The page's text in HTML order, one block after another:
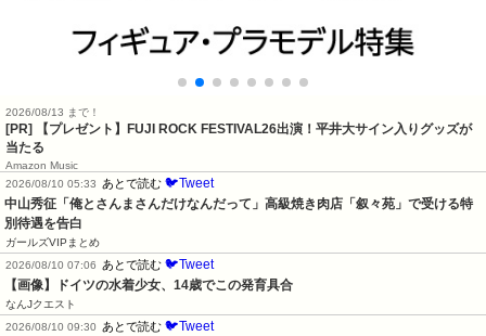
2026/08/13 まで！
[PR] 【プレゼント】FUJI ROCK FESTIVAL26出演！平井大サイン入りグッズが
当たる
Amazon Music
2026/08/10 05:33
あとで読む 🐦Tweet
中山秀征「俺とさんまさんだけなんだって」高級焼き肉店「叙々苑」で受ける特
別待遇を告白
ガールズVIPまとめ
2026/08/10 07:06
あとで読む 🐦Tweet
【画像】ドイツの水着少女、14歳でこの発育具合
なんJクエスト
2026/08/10 09:30
あとで読む 🐦Tweet